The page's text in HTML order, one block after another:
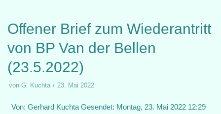
Offener Brief zum Wiederantritt
von BP Van der Bellen
(23.5.2022)
von G. Kuchta 23. Mai 2022
Von: Gerhard Kuchta Gesendet: Montag, 23. Mai 2022 12:29